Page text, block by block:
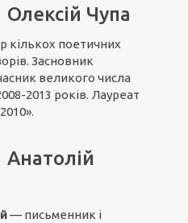
Олексій Чупа
кількох поетичних
Засновник
великого числа
2013 років. Лауреат
Анатолій
— письменник і